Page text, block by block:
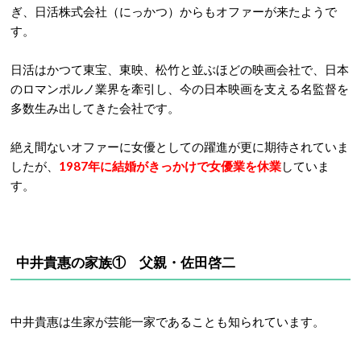
ぎ、日活株式会社（にっかつ）からもオファーが来たようで
す。
日活はかつて東宝、東映、松竹と並ぶほどの映画会社で、日本
のロマンポルノ業界を牽引し、今の日本映画を支える名監督を
多数生み出してきた会社です。
絶え間ないオファーに女優としての躍進が更に期待されていま
したが、 1987年に結婚がきっかけで女優業を休業していま
す。
中井貴惠の家族① 父親・佐田啓二
中井貴惠は生家が芸能一家であることも知られています。